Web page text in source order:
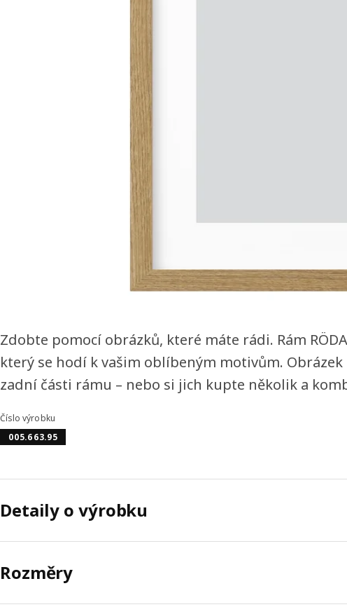
Image zoomed out, normal view
Zdobte pomocí obrázků, které máte rádi. Rám
který se hodí k vašim oblíbeným motivům.
zadní části rámu – nebo si jich kupte několik a
Číslo výrobku
005.663.95
Detaily o výrobku
Rozměry